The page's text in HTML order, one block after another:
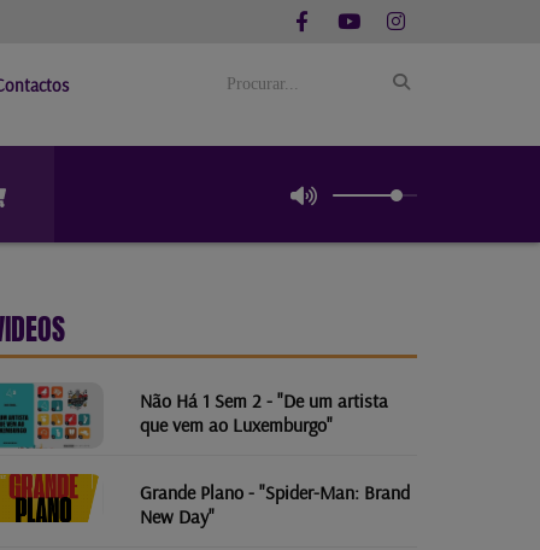
Não Há 1 Sem 2 - "De um artista
que vem ao Luxemburgo"
Grande Plano - "Spider-Man: Brand
New Day"